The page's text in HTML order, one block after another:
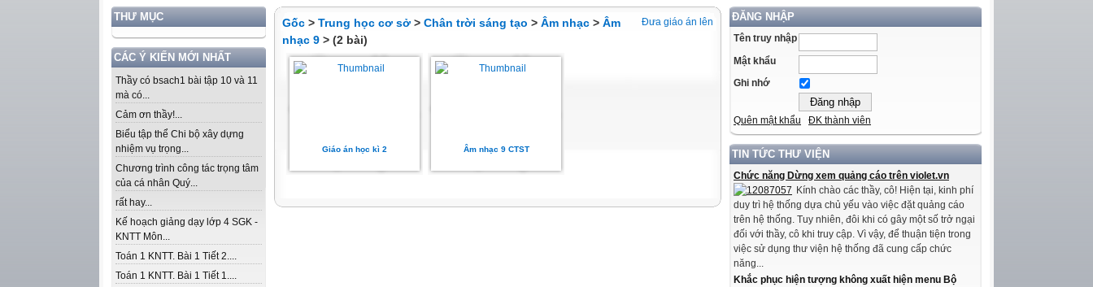
THƯ MỤC
CÁC Ý KIẾN MỚI NHẤT
Thầy có bsach1 bài tập 10 và 11
mà có...
Cảm ơn thầy!...
Biểu tập thể Chi bộ xây dựng
nhiệm vụ trọng...
Chương trình công tác trọng tâm
của cá nhân Quý...
rất hay...
Kế hoạch giảng dạy lớp 4 SGK -
KNTT Môn...
Toán 1 KNTT. Bài 1 Tiết 2....
Toán 1 KNTT. Bài 1 Tiết 1....
ĐĂNG NHẬP
Tên truy nhập
Mật khẩu
Ghi nhớ
Quên mật khẩu ĐK thành viên
TIN TỨC THƯ VIỆN
Chức năng Dừng xem quảng cáo trên violet.vn
Kính chào các thầy, cô! Hiện tại, kinh phí
duy trì hệ thống dựa chủ yếu vào việc đặt quảng cáo
trên hệ thống. Tuy nhiên, đôi khi có gây một số trở ngại
đối với thầy, cô khi truy cập. Vì vậy, để thuận tiện trong
việc sử dụng thư viện hệ thống đã cung cấp chức
năng...
Khắc phục hiện tượng không xuất hiện menu Bộ
Đưa giáo án lên
Gốc > Trung học cơ sở > Chân trời sáng tạo > Âm nhạc > Âm
nhạc 9 > (2 bài)
Giáo án học kì 2 Âm nhạc 9 CTST